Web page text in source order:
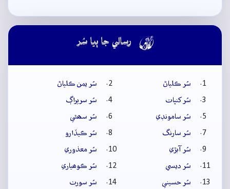
 رسالي جا ٻيا سُر
سُر ڪلياڻ
سُر يمن ڪلياڻ
سُر کنڀات
سُر سريراڳ
سُر سامونڊي
سُر سھڻي
سُر سارنگ
سُر ڪيڏارو
سُر آبڙي
سُر معذوري
سُر ديسي
سُر ڪوھياري
سُر حسيني
سُر سورٺ